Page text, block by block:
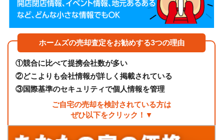
ホームズの売却査定をお勧めする3つの理由
①競合に比べて提携会社数が多い
②どこよりも会社情報が詳しく掲載されている
③国際基準のセキュリティで個人情報を管理
ご自宅の売却を検討されている方は
ぜひ以下をクリック！▼